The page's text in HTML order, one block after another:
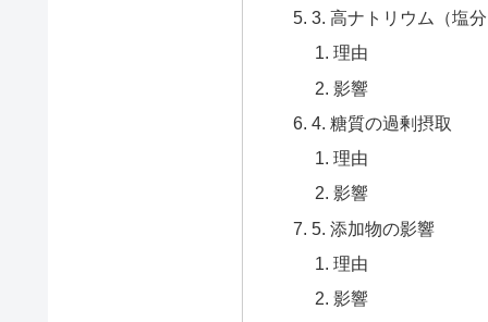
3. 高ナトリウム（塩
理由
影響
4. 糖質の過剰摂取
理由
影響
5. 添加物の影響
理由
影響